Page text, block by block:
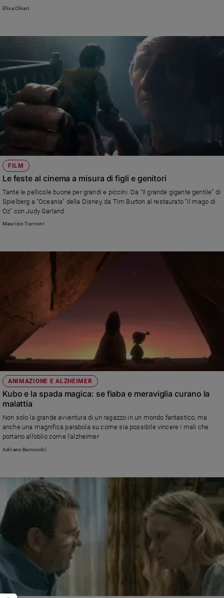
Elisa Chiari
FILM
Le feste al cinema a misura di figli e genitori
Tante le pellicole buone per grandi e piccini. Da “Il grande gigante gentile” di
Spielberg a “Oceania” della Disney, da Tim Burton al restaurato “Il mago di
Oz” con Judy Garland
Maurizio Turrioni
ANIMAZIONE E ALZHEIMER
Kubo e la spada magica: se fiaba e meraviglia curano la
malattia
Non solo la grande avventura di un ragazzo in un mondo fantastico, ma
anche una magnifica parabola su come sia possibile vincere i mali che
portano all’oblio come l’alzheimer
Adriano Bernocchi